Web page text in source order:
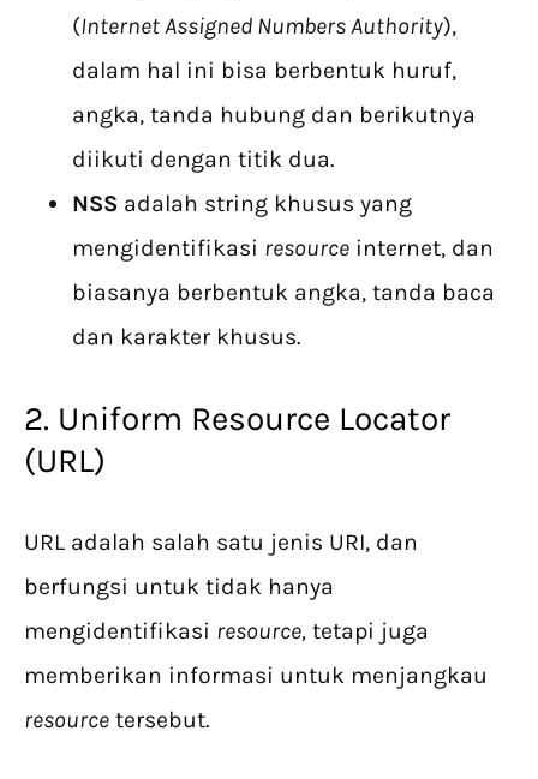
(Internet Assigned Numbers Authority),
dalam hal ini bisa berbentuk huruf,
angka, tanda hubung dan berikutnya
diikuti dengan titik dua.
NSS adalah string khusus yang
mengidentifikasi resource internet, dan
biasanya berbentuk angka, tanda baca
dan karakter khusus.
2. Uniform Resource Locator
(URL)
URL adalah salah satu jenis URI, dan
berfungsi untuk tidak hanya
mengidentifikasi resource, tetapi juga
memberikan informasi untuk menjangkau
resource tersebut.